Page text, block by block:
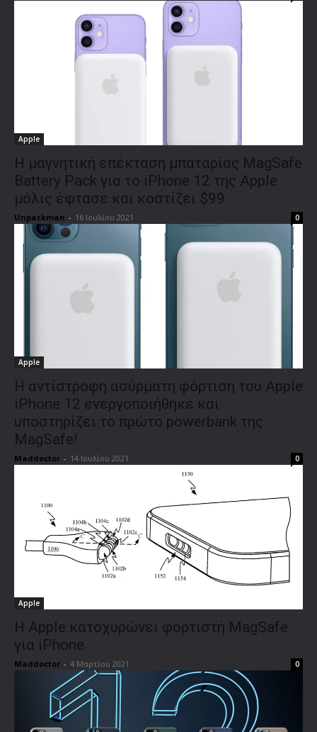
Apple
Η μαγνητική επέκταση μπαταρίας MagSafe
Battery Pack για το iPhone 12 της Apple
μόλις έφτασε και κοστίζει $99
Unpackman - 16 Ιουλίου 2021 0
Apple
Η αντίστροφη ασύρματη φόρτιση του Apple
iPhone 12 ενεργοποιήθηκε και
υποστηρίζει το πρώτο powerbank της
MagSafe!
Maddoctor - 14 Ιουλίου 2021 0
Apple
Η Apple κατοχυρώνει φορτιστή MagSafe
για iPhone
Maddoctor - 4 Μαρτίου 2021 0